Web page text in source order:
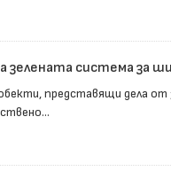
зелената система за
представящи дела